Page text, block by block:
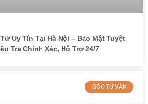
Uy Tín Tại Hà Nội – Bảo Mật Tuyệt
Tra Chính Xác, Hỗ Trợ 24/7
GÓC TƯ VẤN